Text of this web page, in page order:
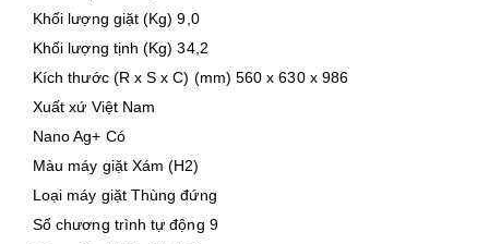
Khối lượng giặt (Kg) 9,0
Khối lượng tịnh (Kg) 34,2
Kích thước (R x S x C) (mm) 560 x 630 x 986
Xuất xứ Việt Nam
Nano Ag+ Có
Màu máy giặt Xám (H2)
Loại máy giặt Thùng đứng
Số chương trình tự động 9